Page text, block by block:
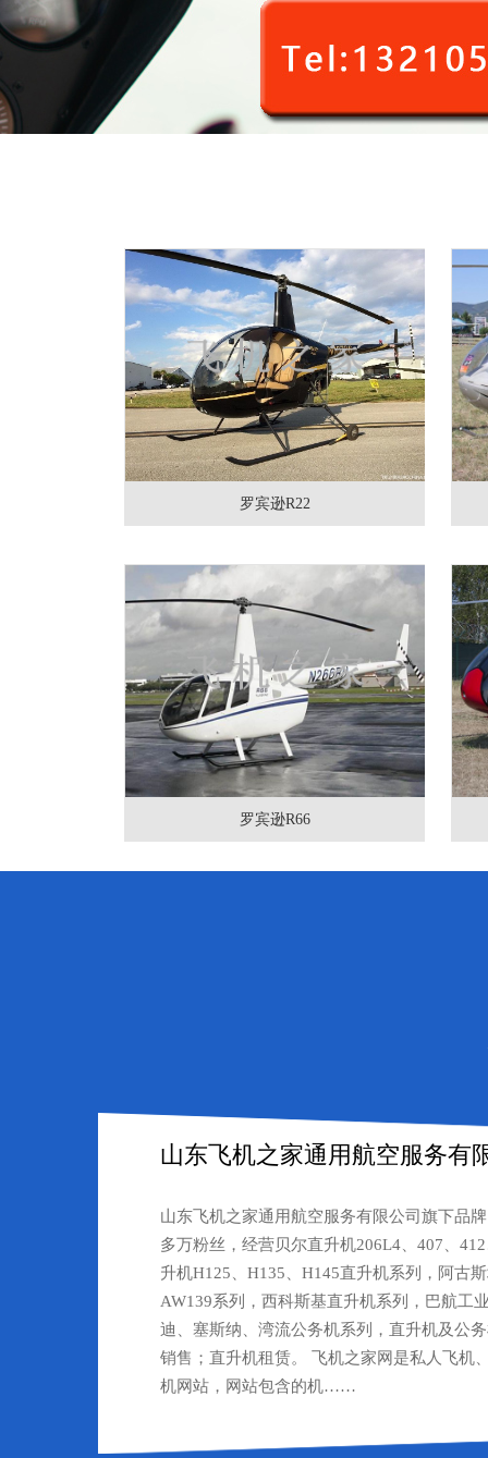
罗宾逊R22
罗宾逊R66
山东飞机之家通用航空服务有
山东飞机之家通用航空服务有限公司旗下品
多万粉丝，经营贝尔直升机206L4、407、
升机H125、H135、H145直升机系列，阿古
AW139系列，西科斯基直升机系列，巴航工
迪、塞斯纳、湾流公务机系列，直升机及公
销售；直升机租赁。 飞机之家网是私人飞机
机网站，网站包含的机……